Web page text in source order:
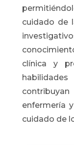
cuidado de
clínica y
enfermería
cuidado de